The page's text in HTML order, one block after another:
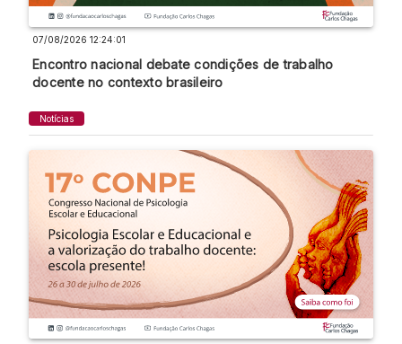
07/08/2026 12:24:01
Encontro nacional debate condições de trabalho
docente no contexto brasileiro
Notícias